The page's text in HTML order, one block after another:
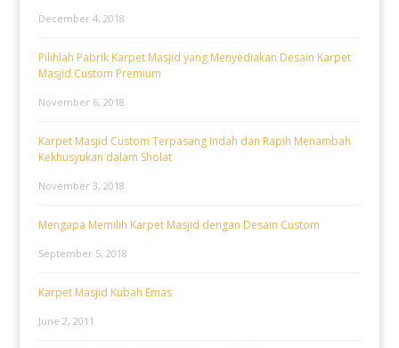
December 4, 2018
Pilihlah Pabrik Karpet Masjid yang Menyediakan Desain Karpet
Masjid Custom Premium
November 6, 2018
Karpet Masjid Custom Terpasang Indah dan Rapih Menambah
Kekhusyukan dalam Sholat
November 3, 2018
Mengapa Memilih Karpet Masjid dengan Desain Custom
September 5, 2018
Karpet Masjid Kubah Emas
June 2, 2011